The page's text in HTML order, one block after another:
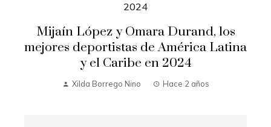
Mijaín López y Omara Durand, los
mejores deportistas de América Latina
y el Caribe en 2024
Xilda Borrego Nino Hace 2 años